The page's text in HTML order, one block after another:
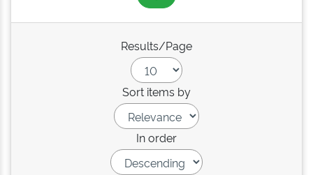
Results/Page
Sort items by
In order